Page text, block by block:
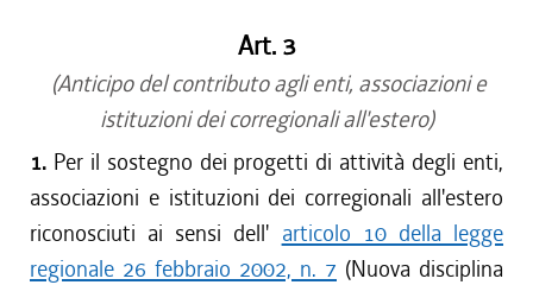
Art. 3
(Anticipo del contributo agli enti, associazioni e
istituzioni dei corregionali all'estero)
1. Per il sostegno dei progetti di attività degli enti,
associazioni e istituzioni dei corregionali all'estero
riconosciuti ai sensi dell' articolo 10 della legge
regionale 26 febbraio 2002, n. 7 (Nuova disciplina